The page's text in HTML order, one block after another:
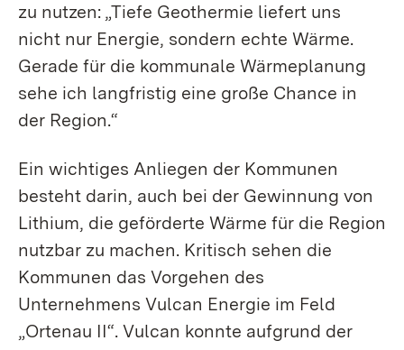
zu nutzen: „Tiefe Geothermie liefert uns
nicht nur Energie, sondern echte Wärme.
Gerade für die kommunale Wärme­planung
sehe ich langfristig eine große Chance in
der Region.“
Ein wichtiges Anliegen der Kommunen
besteht darin, auch bei der Gewinnung von
Lithium, die geförderte Wärme für die Region
nutzbar zu machen. Kritisch sehen die
Kommunen das Vorgehen des
Unternehmens Vulcan Energie im Feld
„Ortenau II“. Vulcan konnte aufgrund der